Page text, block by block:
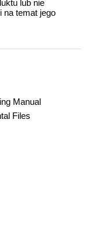
lub nie
na temat jego
Manual
Files